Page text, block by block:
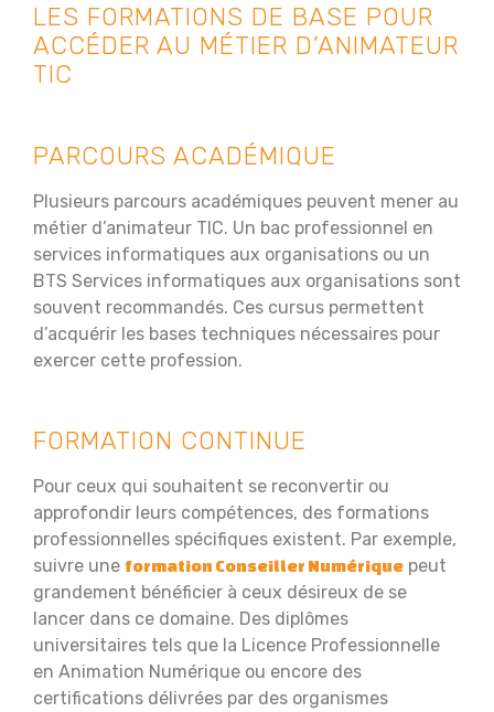
LES FORMATIONS DE BASE POUR
ACCÉDER AU MÉTIER D’ANIMATEUR
TIC
PARCOURS ACADÉMIQUE
Plusieurs parcours académiques peuvent mener au
métier d’animateur TIC. Un bac professionnel en
services informatiques aux organisations ou un
BTS Services informatiques aux organisations sont
souvent recommandés. Ces cursus permettent
d’acquérir les bases techniques nécessaires pour
exercer cette profession.
FORMATION CONTINUE
Pour ceux qui souhaitent se reconvertir ou
approfondir leurs compétences, des formations
professionnelles spécifiques existent. Par exemple,
suivre une formation Conseiller Numérique peut
grandement bénéficier à ceux désireux de se
lancer dans ce domaine. Des diplômes
universitaires tels que la Licence Professionnelle
en Animation Numérique ou encore des
certifications délivrées par des organismes